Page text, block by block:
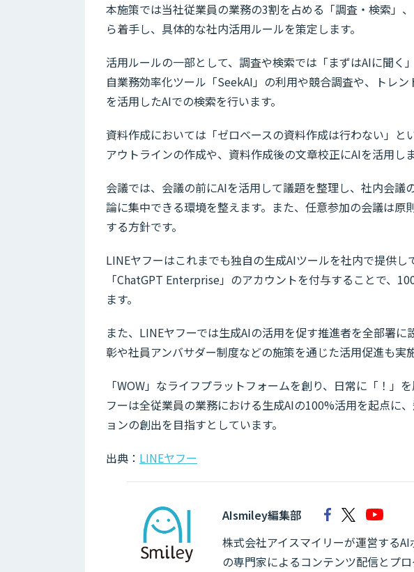
本施策では当社従業員の業務の3割を占める「調査・検索」
ら着手し、具体的な社内活用ルールを策定します。
活用ルールの一部として、調査や検索では「まずはAIに聞く
自業務効率化ツール「SeekAI」の利用や競合調査や、トレン
を活用したAIでの検索を行います。
資料作成においては「ゼロベースの資料作成は行わない」
アウトラインの作成や、資料作成後の文章校正にAIを活用しま
会議では、会議の前にAIを活用して議題を整理し、社内会議
論に集中できる環境を整えます。また、任意参加の会議は原
する方針です。
LINEヤフーはこれまでも独自の生成AIツールを社内で提供
「ChatGPT Enterprise」のアカウントを付与することで、
ます。
また、LINEヤフーでは生成AIの活用を促す推進者を全部署
彰や社員アンバサダー制度などの施策を通じた活用促進も実
「WOW」なライフプラットフォームを創り、日常に「！」
フーは全従業員の業務における生成AIの100%活用を起点に
ョンの創出を目指すとしています。
出典： LINEヤフー
AIsmiley編集部
株式会社アイスマイリーが運営する
の専門家によるコンテンツ配信とプ